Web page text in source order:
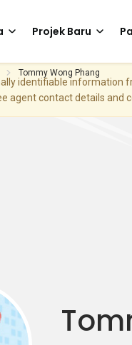
Projek Baru
identifiable
agent contact details and
Tommy Wong Phang
Learn more